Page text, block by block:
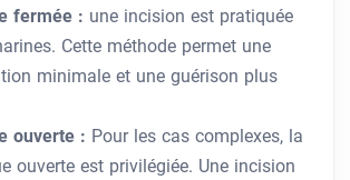
fermée : une incision est pratiquée
Cette méthode permet une
minimale et une guérison plus
ouverte : Pour les cas complexes, la
ouverte est privilégiée. Une incision